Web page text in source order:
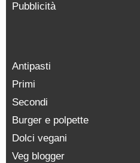
Pubblicità
Antipasti
Primi
Secondi
Burger e polpette
Dolci vegani
Veg blogger